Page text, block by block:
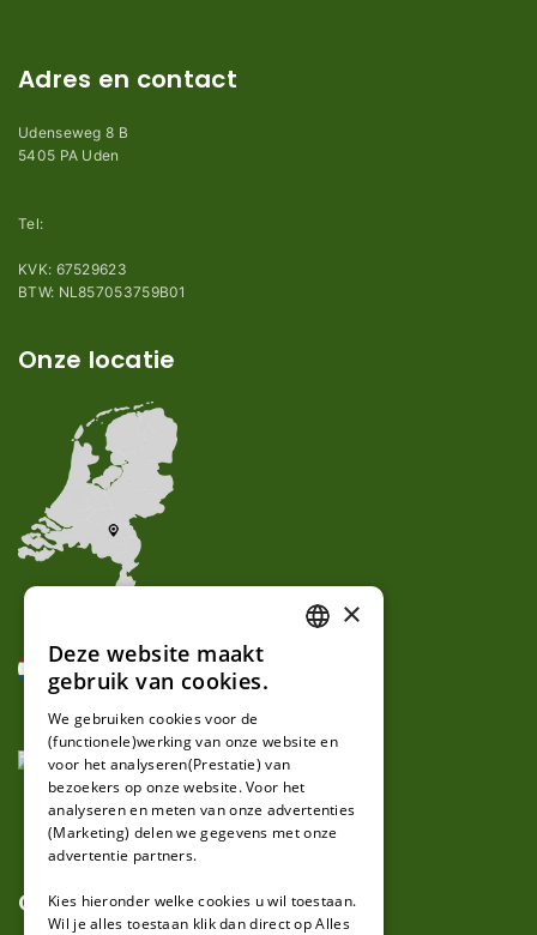
Adres en contact
Udenseweg 8 B
5405 PA Uden
Tel:
KVK: 67529623
BTW: NL857053759B01
Onze locatie
Over ons
GERMAN
×
Deze website maakt
gebruik van cookies.
We gebruiken cookies voor de
(functionele)werking van onze website en
voor het analyseren(Prestatie) van
bezoekers op onze website. Voor het
analyseren en meten van onze advertenties
(Marketing) delen we gegevens met onze
advertentie partners.
Kies hieronder welke cookies u wil toestaan.
Wil je alles toestaan klik dan direct op Alles